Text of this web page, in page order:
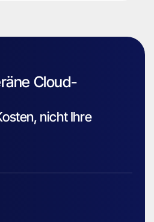
Cloud-
nicht Ihre